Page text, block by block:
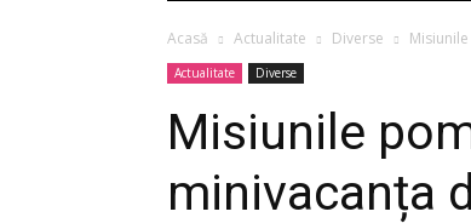
Acasă Actualitate Diverse
Actualitate Diverse
Misiunile
minivacanța